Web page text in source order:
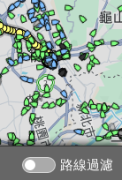
路線過濾